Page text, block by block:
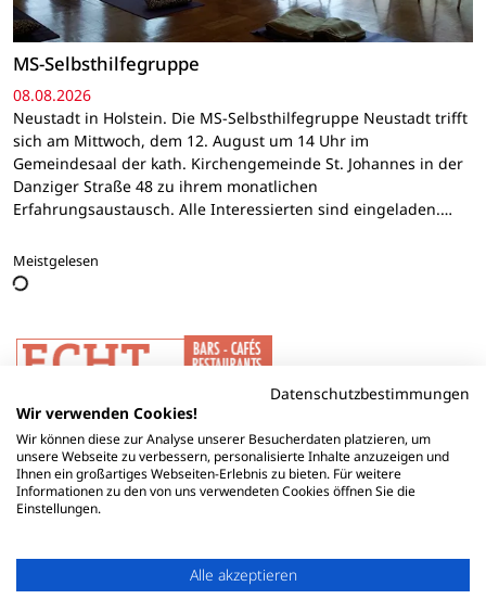
MS-Selbsthilfegruppe
08.08.2026
Neustadt in Holstein. Die MS-Selbsthilfegruppe Neustadt trifft
sich am Mittwoch, dem 12. August um 14 Uhr im
Gemeindesaal der kath. Kirchengemeinde St. Johannes in der
Danziger Straße 48 zu ihrem monatlichen
Erfahrungsaustausch. Alle Interessierten sind eingeladen.…
Meistgelesen
Datenschutzbestimmungen
Wir verwenden Cookies!
Wir können diese zur Analyse unserer Besucherdaten platzieren, um
unsere Webseite zu verbessern, personalisierte Inhalte anzuzeigen und
Ihnen ein großartiges Webseiten-Erlebnis zu bieten. Für weitere
Informationen zu den von uns verwendeten Cookies öffnen Sie die
Einstellungen.
Alle akzeptieren